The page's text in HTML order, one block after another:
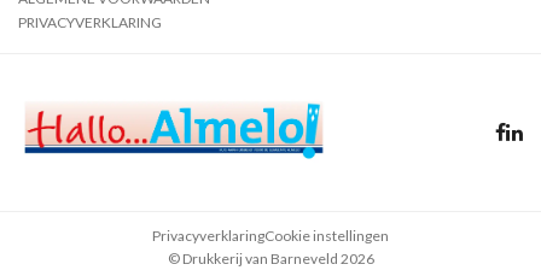
PRIVACYVERKLARING
© Drukkerij van Barneveld 2026
PrivacyverklaringCookie instellingen